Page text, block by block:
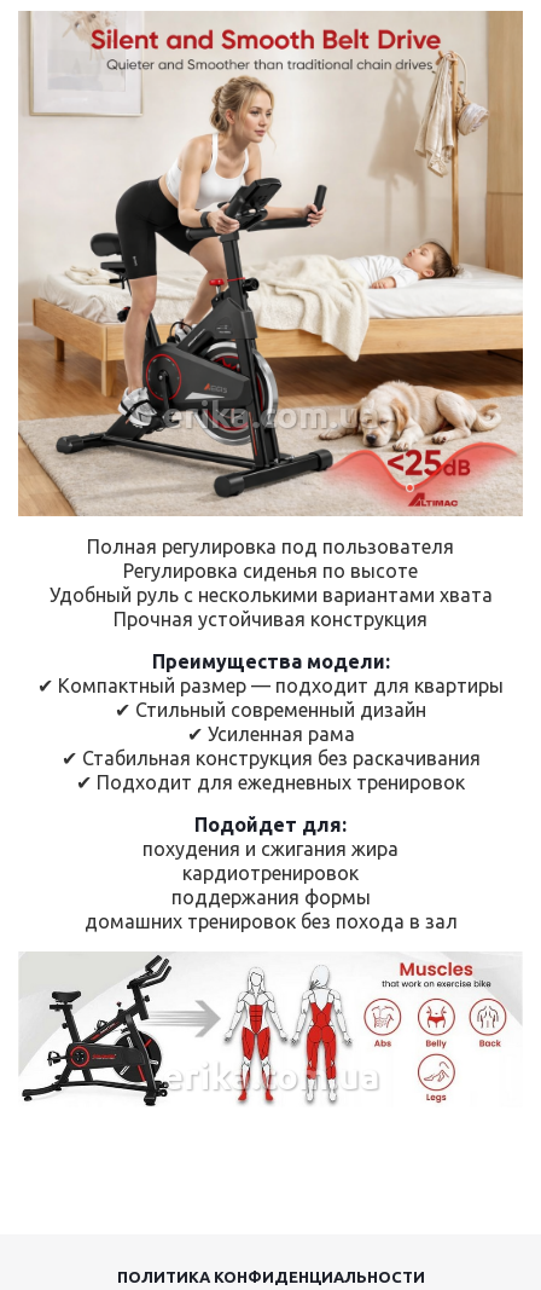
erika.com.ua
Полная регулировка под пользователя
Регулировка сиденья по высоте
Удобный руль с несколькими вариантами хвата
Прочная устойчивая конструкция
Преимущества модели:
✔ Компактный размер — подходит для квартиры
✔ Стильный современный дизайн
✔ Усиленная рама
✔ Стабильная конструкция без раскачивания
✔ Подходит для ежедневных тренировок
Подойдет для:
похудения и сжигания жира
кардиотренировок
поддержания формы
домашних тренировок без похода в зал
erika.com.ua
ПОЛИТИКА КОНФИДЕНЦИАЛЬНОСТИ